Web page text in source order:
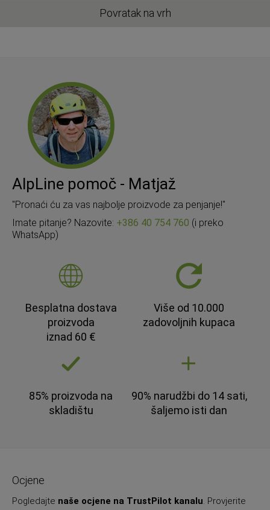
Povratak na vrh
AlpLine pomoč - Matjaž
"Pronaći ću za vas najbolje proizvode za penjanje!"
Imate pitanje? Nazovite: +386 40 754 760 (i preko
WhatsApp)
Besplatna dostava
proizvoda
iznad 60 €
Više od 10.000
zadovoljnih kupaca
85% proizvoda na
skladištu
90% narudžbi do 14 sati,
šaljemo isti dan
Ocjene
Pogledajte naše ocjene na TrustPilot kanalu. Provjerite